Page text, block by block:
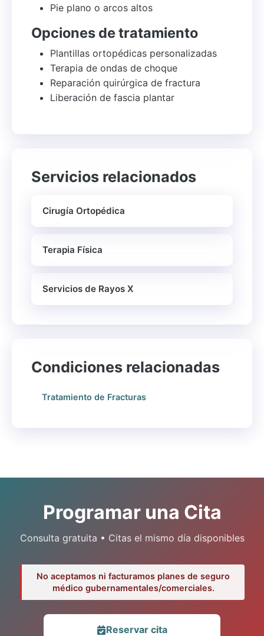
Pie plano o arcos altos
Opciones de tratamiento
Plantillas ortopédicas personalizadas
Terapia de ondas de choque
Reparación quirúrgica de fractura
Liberación de fascia plantar
Servicios relacionados
Cirugía Ortopédica
Terapia Física
Servicios de Rayos X
Condiciones relacionadas
Tratamiento de Fracturas
Programar una Cita
Consulta gratuita • Citas el mismo día disponibles
No aceptamos ni facturamos planes de seguro
médico gubernamentales/comerciales.
Reservar cita